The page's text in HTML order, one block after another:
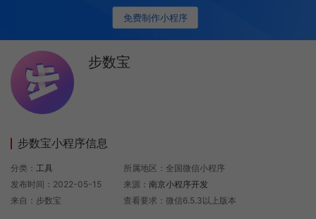
免费制作小程序
步数宝
步数宝小程序信息
分类： 工具
发布时间：2022-05-15
来自：步数宝
所属地区：全国微信小程序
来源：南京小程序开发
查看要求：微信6.5.3以上版本